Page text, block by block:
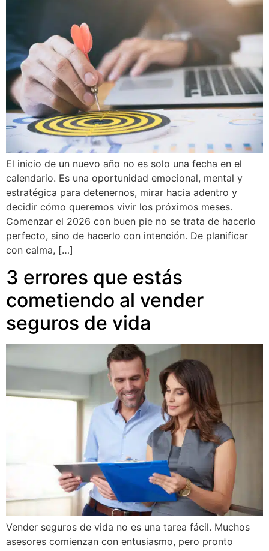
El inicio de un nuevo año no es solo una fecha en el
calendario. Es una oportunidad emocional, mental y
estratégica para detenernos, mirar hacia adentro y
decidir cómo queremos vivir los próximos meses.
Comenzar el 2026 con buen pie no se trata de hacerlo
perfecto, sino de hacerlo con intención. De planificar
con calma, […]
3 errores que estás
cometiendo al vender
seguros de vida
Vender seguros de vida no es una tarea fácil. Muchos
asesores comienzan con entusiasmo, pero pronto